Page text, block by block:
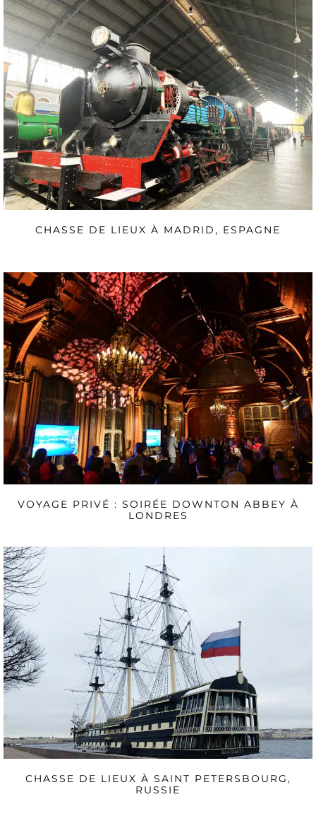
CHASSE DE LIEUX À MADRID, ESPAGNE
VOYAGE PRIVÉ : SOIRÉE DOWNTON ABBEY À
LONDRES
CHASSE DE LIEUX À SAINT PETERSBOURG,
RUSSIE